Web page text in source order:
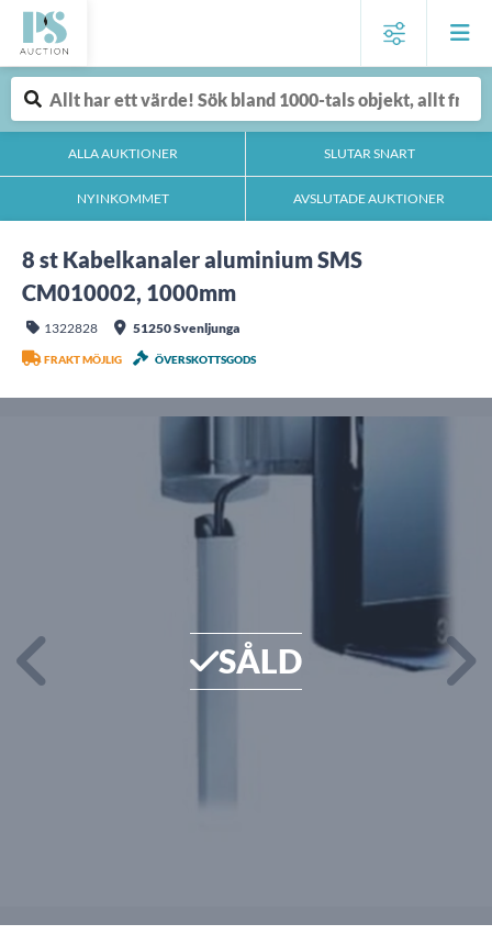
ALLA AUKTIONER SLUTAR SNART
NYINKOMMET AVSLUTADE AUKTIONER
8 st Kabelkanaler aluminium SMS
CM010002, 1000mm
1322828 51250 Svenljunga
FRAKT MÖJLIG ÖVERSKOTTSGODS
SÅLD